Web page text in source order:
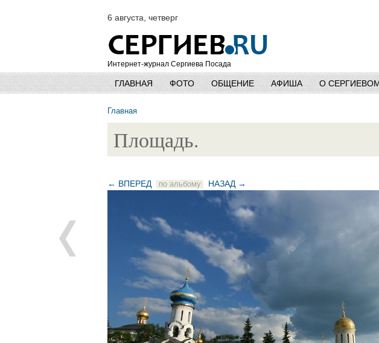
6 августа, четверг
Интернет-журнал Сергиева Посада
ГЛАВНАЯ ФОТО ОБЩЕНИЕ АФИША О
Главная
Площадь.
← ВПЕРЕД по альбому НАЗАД →